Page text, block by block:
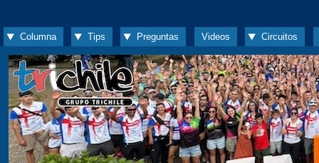
Columna Tips Preguntas Videos Circuitos